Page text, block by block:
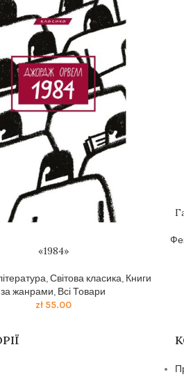
«1984»
,Світова класика, Книги
за жанрами, Всі Товари
zł55.00